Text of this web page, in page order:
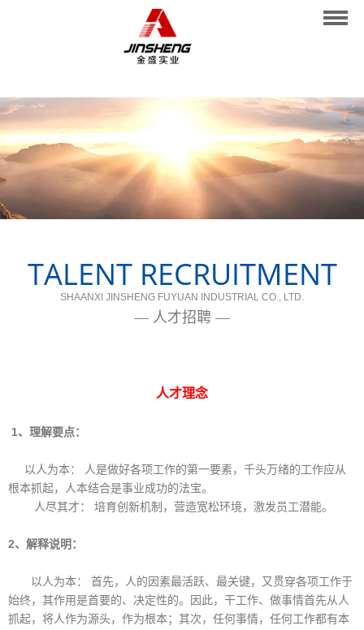
网站首页
施工管理
业绩展示
新闻中心
联系我们
TALENT RECRUITMENT
SHAANXI JINSHENG FUYUAN INDUSTRIAL CO., LTD.
— 人才招聘 —
人才理念
1、理解要点：
以人为本： 人是做好各项工作的第一要素，千头万绪的工作应从
根本抓起，人本结合是事业成功的法宝。
人尽其才： 培育创新机制，营造宽松环境，激发员工潜能。
2、解释说明：
以人为本： 首先，人的因素最活跃、最关键，又贯穿各项工作于
始终，其作用是首要的、决定性的。因此，干工作、做事情首先从人
抓起，将人作为源头，作为根本；其次，任何事情，任何工作都有本